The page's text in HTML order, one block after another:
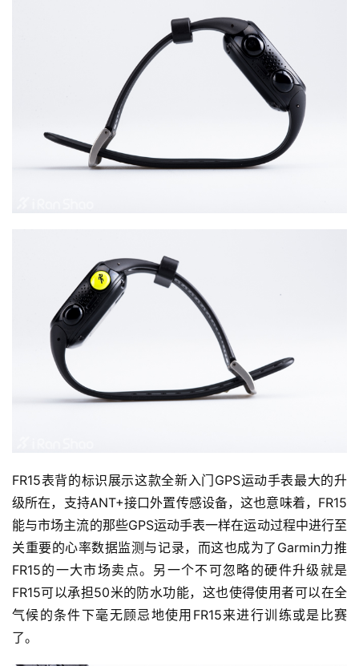
比
FR15表背的标识展示这款全新入门GPS运动手表最大的升
级所在，支持ANT+接口外置传感设备，这也意味着，FR15
能与市场主流的那些GPS运动手表一样在运动过程中进行至
关重要的心率数据监测与记录，而这也成为了Garmin力推
FR15的一大市场卖点。另一个不可忽略的硬件升级就是
FR15可以承担50米的防水功能，这也使得使用者可以在全
气候的条件下毫无顾忌地使用FR15来进行训练或是比赛
了。